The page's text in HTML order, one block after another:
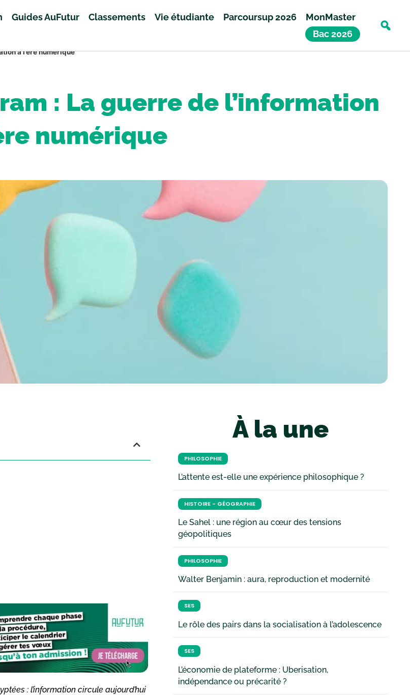
Guides AuFutur Classements Vie étudiante Parcoursup 2026
MonMaster
Bac 2026
à l’ère numérique
: La guerre de l’information
numérique
: l’information circule aujourd’hui
À la une
PHILOSOPHIE
L’attente est-elle une expérience philosophique ?
HISTOIRE - GÉOGRAPHIE
Le Sahel : une région au cœur des tensions
géopolitiques
PHILOSOPHIE
Walter Benjamin : aura, reproduction et modernité
SES
Le rôle des pairs dans la socialisation à l’adolescence
SES
L’économie de plateforme : Uberisation,
indépendance ou précarité ?